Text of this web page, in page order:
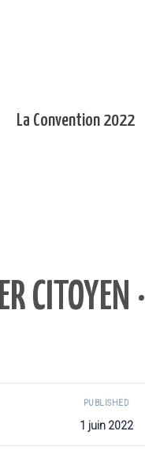
La Convention 2022
CITOYEN ·
PUBLISHED
1 juin 2022